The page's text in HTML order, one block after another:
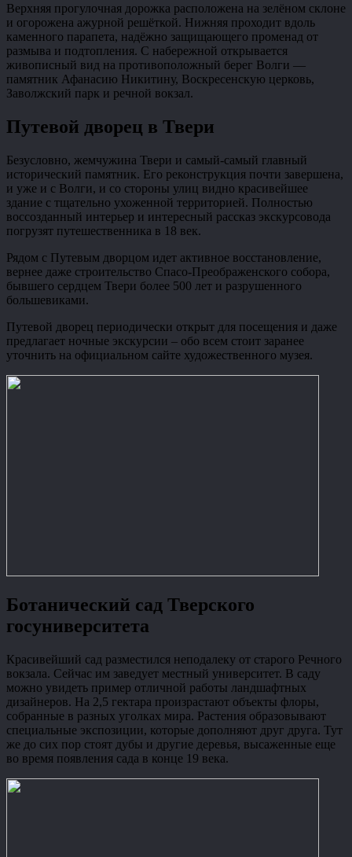
Верхняя прогулочная дорожка расположена на зелёном склоне
и огорожена ажурной решёткой. Нижняя проходит вдоль
каменного парапета, надёжно защищающего променад от
размыва и подтопления. С набережной открывается
живописный вид на противоположный берег Волги —
памятник Афанасию Никитину, Воскресенскую церковь,
Заволжский парк и речной вокзал.
Путевой дворец в Твери
Безусловно, жемчужина Твери и самый-самый главный
исторический памятник. Его реконструкция почти завершена,
и уже и с Волги, и со стороны улиц видно красивейшее
здание с тщательно ухоженной территорией. Полностью
воссозданный интерьер и интересный рассказ экскурсовода
погрузят путешественника в 18 век.
Рядом с Путевым дворцом идет активное восстановление,
вернее даже строительство Спасо-Преображенского собора,
бывшего сердцем Твери более 500 лет и разрушенного
большевиками.
Путевой дворец периодически открыт для посещения и даже
предлагает ночные экскурсии – обо всем стоит заранее
уточнить на официальном сайте художественного музея.
Ботанический сад Тверского
госуниверситета
Красивейший сад разместился неподалеку от старого Речного
вокзала. Сейчас им заведует местный университет. В саду
можно увидеть пример отличной работы ландшафтных
дизайнеров. На 2,5 гектара произрастают объекты флоры,
собранные в разных уголках мира. Растения образовывают
специальные экспозиции, которые дополняют друг друга. Тут
же до сих пор стоят дубы и другие деревья, высаженные еще
во время появления сада в конце 19 века.